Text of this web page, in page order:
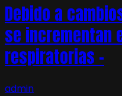
Debido a
se incrementan
respiratorias –
admin